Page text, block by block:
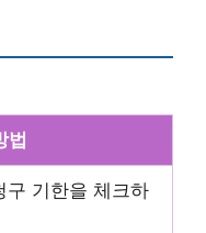
법
구 기한을 체크하